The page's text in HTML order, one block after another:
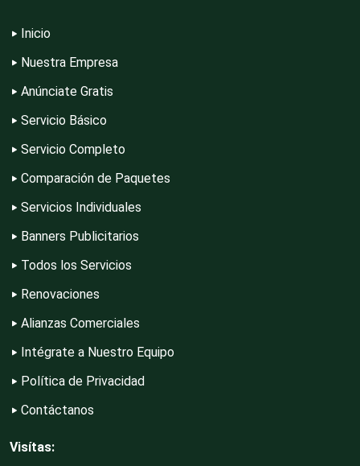
Edecanes
Editores
Electricidad y Plomería
Inicio
Nuestra Empresa
Anúnciate Gratis
Servicio Básico
Servicio Completo
Comparación de Paquetes
Servicios Individuales
Banners Publicitarios
Todos los Servicios
Renovaciones
Alianzas Comerciales
Intégrate a Nuestro Equipo
Política de Privacidad
Contáctanos
Visítas: